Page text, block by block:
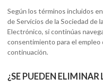
Según los términos incluidos
de Servicios de la Sociedad de
Electrónico, si continúas
consentimiento para el empleo
continuación.
¿SE PUEDEN ELIMINAR